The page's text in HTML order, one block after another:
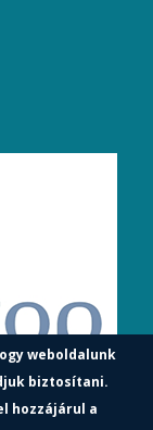
weboldalunk
biztosítani.
hozzájárul a